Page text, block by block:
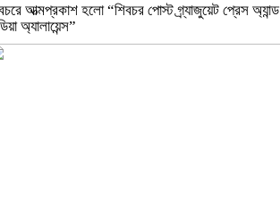
আত্মপ্রকাশ হলো “শিবচর পোস্ট গ্র্যাজুয়েট প্রেস অ্যান্ড
অ্যালায়েন্স”